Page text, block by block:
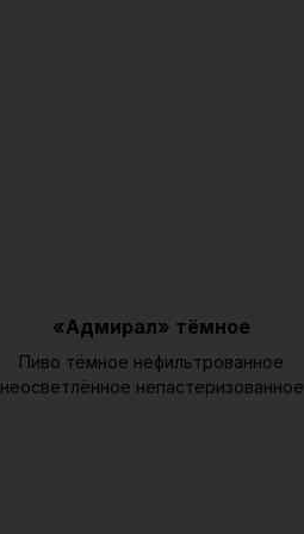
«Адмирал» тёмное
Пиво тёмное нефильтрованное
неосветлённое непастеризованное